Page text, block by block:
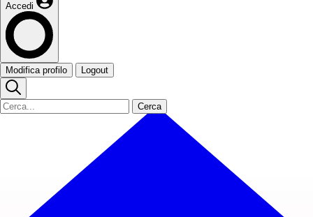
Accedi
Modifica profilo Logout
Cerca